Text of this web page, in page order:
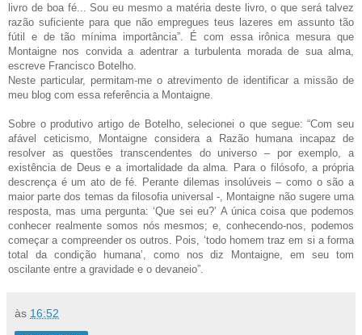
livro de boa fé... Sou eu mesmo a matéria deste livro, o que será talvez
razão suficiente para que não empregues teus lazeres em assunto tão
fútil e de tão mínima importância”. É com essa irônica mesura que
Montaigne nos convida a adentrar a turbulenta morada de sua alma,
escreve Francisco Botelho.
Neste particular, permitam-me o atrevimento de identificar a missão de
meu blog com essa referência a Montaigne.
Sobre o produtivo artigo de Botelho, selecionei o que segue: “Com seu
afável ceticismo, Montaigne considera a Razão humana incapaz de
resolver as questões transcendentes do universo – por exemplo, a
existência de Deus e a imortalidade da alma. Para o filósofo, a própria
descrença é um ato de fé. Perante dilemas insolúveis – como o são a
maior parte dos temas da filosofia universal -, Montaigne não sugere uma
resposta, mas uma pergunta: ‘Que sei eu?’ A única coisa que podemos
conhecer realmente somos nós mesmos; e, conhecendo-nos, podemos
começar a compreender os outros. Pois, ‘todo homem traz em si a forma
total da condição humana’, como nos diz Montaigne, em seu tom
oscilante entre a gravidade e o devaneio”.
às 16:52